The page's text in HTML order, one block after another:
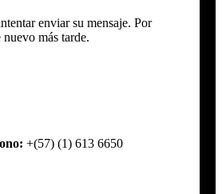
enviar su mensaje. Por
más tarde.
+(57) (1) 613 6650